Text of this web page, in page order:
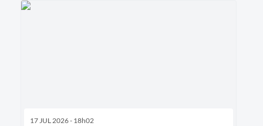
17 JUL 2026 - 18h02